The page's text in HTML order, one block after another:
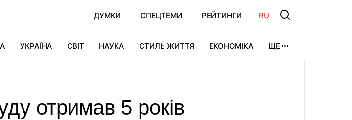
ДУМКИ СПЕЦТЕМИ РЕЙТИНГИ RU
УКРАЇНА СВІТ НАУКА СТИЛЬ ЖИТТЯ ЕКОНОМІКА ЩЕ
отримав 5 років